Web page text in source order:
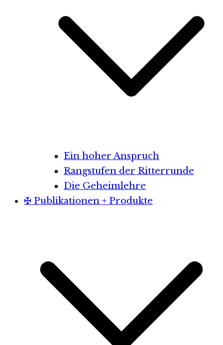
Ein hoher Anspruch
Rangstufen der Ritterrunde
Die Geheimlehre
✠ Publikationen + Produkte